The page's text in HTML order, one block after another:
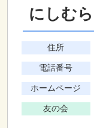
にしむ
住所
電話番号
ホームページ
友の会